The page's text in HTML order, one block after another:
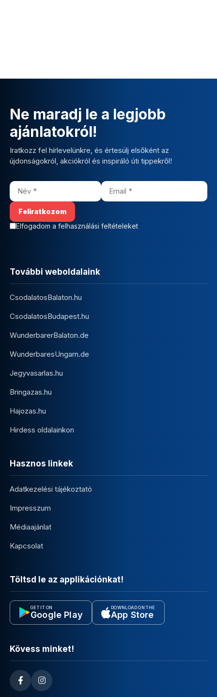
Ne maradj le a legjobb
ajánlatokról!
Iratkozz fel hírlevelünkre, és értesülj elsőként az
újdonságokról, akciókról és inspiráló úti tippekről!
Elfogadom a felhasználási feltételeket
További weboldalaink
CsodalatosBalaton.hu
CsodalatosBudapest.hu
WunderbarerBalaton.de
WunderbaresUngarn.de
Jegyvasarlas.hu
Bringazas.hu
Hajozas.hu
Hirdess oldalainkon
Hasznos linkek
Adatkezelési tájékoztató
Impresszum
Médiaajánlat
Kapcsolat
Töltsd le az applikációnkat!
GET IT ON
Google Play
DOWNLOAD ON THE
App Store
Kövess minket!